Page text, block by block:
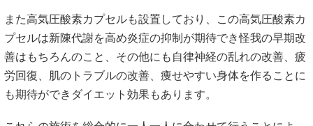
また高気圧酸素カプセルも設置しており、この高気圧酸素カ
プセルは新陳代謝を高め炎症の抑制が期待でき怪我の早期改
善はもちろんのこと、その他にも自律神経の乱れの改善、疲
労回復、肌のトラブルの改善、痩せやすい身体を作ることに
も期待ができダイエット効果もあります。